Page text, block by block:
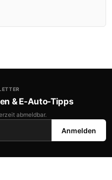
& E-Auto-Tipps
abmeldbar.
Anmelden